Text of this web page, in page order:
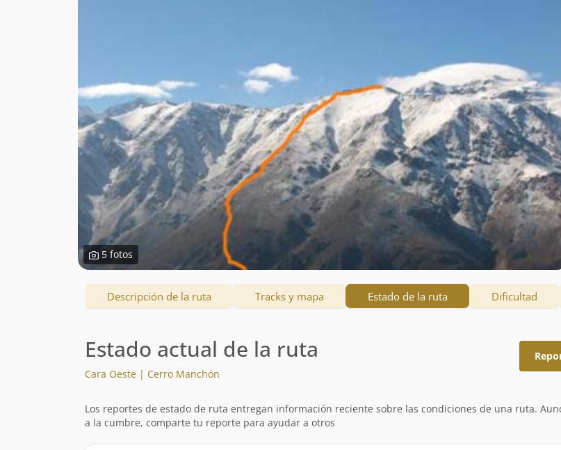
5 fotos
Descripción de la ruta Tracks y mapa Estado de la ruta Dificultad
Estado actual de la ruta
Cara Oeste | Cerro Manchón
Los reportes de estado de ruta entregan información reciente sobre las condiciones de una ruta.
a la cumbre, comparte tu reporte para ayudar a otros